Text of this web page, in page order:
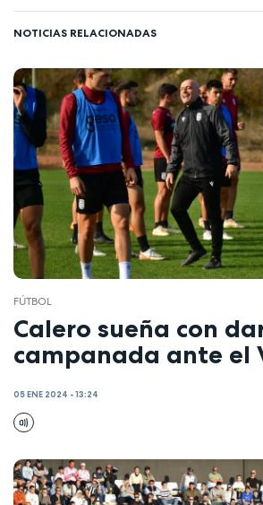
NOTICIAS RELACIONADAS
FÚTBOL
Calero sueña con
campanada ante el
05 ENE 2024 - 13:24